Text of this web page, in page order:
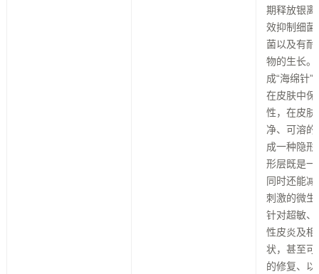
期释放银离
效抑制细
菌以及有耐
物的生长。
成“海绵针”
在皮肤中保
性，在皮肤
净、可溶
成一种隐
形层既是一
同时还能
刺激的微生
针对超敏、
性皮炎及相
状，甚至可
的修复、